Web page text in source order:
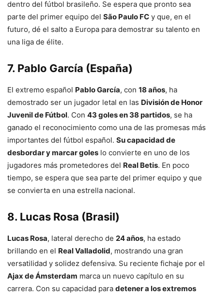
dentro del fútbol brasileño. Se espera que pronto sea
parte del primer equipo del São Paulo FC y que, en el
futuro, dé el salto a Europa para demostrar su talento en
una liga de élite.
7. Pablo García (España)
El extremo español Pablo García, con 18 años, ha
demostrado ser un jugador letal en las División de Honor
Juvenil de Fútbol. Con 43 goles en 38 partidos, se ha
ganado el reconocimiento como una de las promesas más
importantes del fútbol español. Su capacidad de
desbordar y marcar goles lo convierte en uno de los
jugadores más prometedores del Real Betis. En poco
tiempo, se espera que sea parte del primer equipo y que
se convierta en una estrella nacional.
8. Lucas Rosa (Brasil)
Lucas Rosa, lateral derecho de 24 años, ha estado
brillando en el Real Valladolid, mostrando una gran
versatilidad y solidez defensiva. Su reciente fichaje por el
Ajax de Ámsterdam marca un nuevo capítulo en su
carrera. Con su capacidad para detener a los extremos